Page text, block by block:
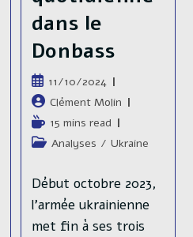
dans le
Donbass
Publication
publiée :
11/10/2024
Auteur/autrice
de
la
publication :
Clément Molin
Temps
de
15 mins read
PostAnalyses / Ukraine
Début octobre 2023,
l’armée ukrainienne
met fin à ses trois